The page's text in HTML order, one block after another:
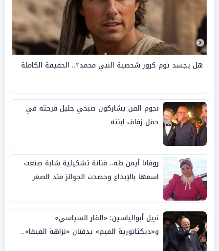
هل يجسد توم كروز شخصية النبي محمد؟.. الحقيقة الكاملة
نجوم الفن يشاركون صبحي خليل فرحته في
حفل زفاف ابنته
روفانا أيمن طه.. فنانة تشكيلية شابة صنعت
اسمها بالإبداع وحصدت الجوائز منذ الصغر
نبيل أبوالياسين: «الفار السياسي»
و«ديكتاتورية الميم» يدفنان «نزاهة الفيفا»..